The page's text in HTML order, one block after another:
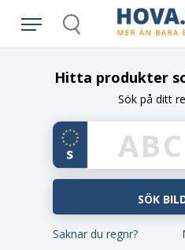
Search
Hitta produkter
Sök på ditt
Saknar du regnr?